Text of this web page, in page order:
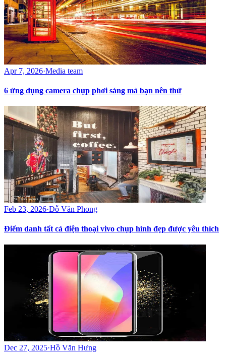
Apr 7, 2026·Media team
6 ứng dụng camera chụp phơi sáng mà bạn nên thử
Feb 23, 2026·Đỗ Văn Phong
Điểm danh tất cả điện thoại vivo chụp hình đẹp được yêu thích
Dec 27, 2025·Hồ Văn Hưng